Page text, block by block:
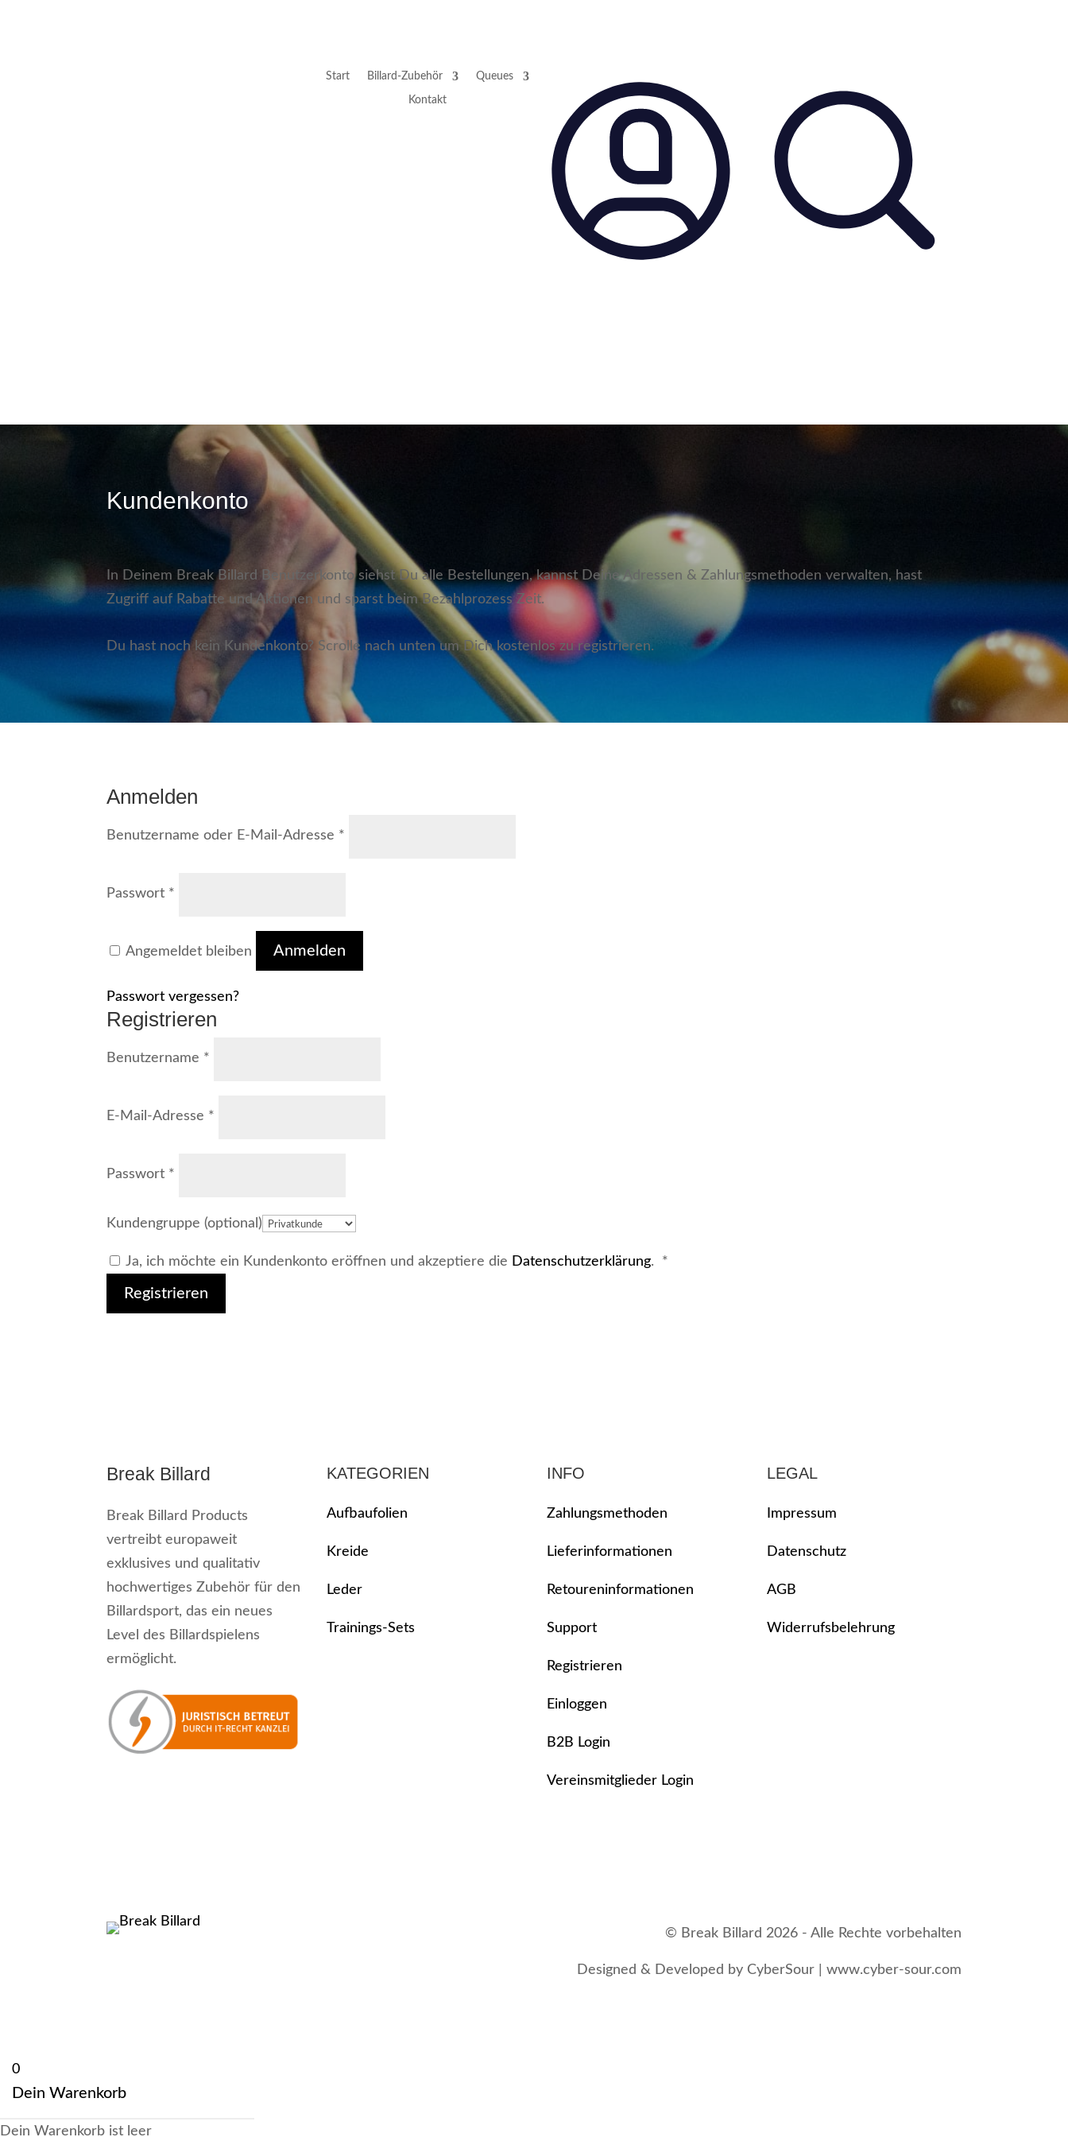
Start Billard-Zubehör Queues
Kontakt
Kundenkonto
In Deinem Break Billard Benutzerkonto siehst Du alle Bestellungen, kannst Deine Adressen & Zahlungsmethoden verwalten, hast
Zugriff auf Rabatte und Aktionen und sparst beim Bezahlprozess Zeit.
Du hast noch kein Kundenkonto? Scrolle nach unten um Dich kostenlos zu registrieren.
Anmelden
Benutzername oder E-Mail-Adresse *
Passwort *
Angemeldet bleiben Anmelden
Passwort vergessen?
Registrieren
Benutzername *
E-Mail-Adresse *
Passwort *
Kundengruppe(optional)
Ja, ich möchte ein Kundenkonto eröffnen und akzeptiere die Datenschutzerklärung. *
Registrieren
Break Billard
Break Billard Products
vertreibt europaweit
exklusives und qualitativ
hochwertiges Zubehör für den
Billardsport, das ein neues
Level des Billardspielens
ermöglicht.
KATEGORIEN
Aufbaufolien
Kreide
Leder
Trainings-Sets
INFO
Zahlungsmethoden
Lieferinformationen
Retoureninformationen
Support
Registrieren
Einloggen
B2B Login
Vereinsmitglieder Login
LEGAL
Impressum
Datenschutz
AGB
Widerrufsbelehrung
© Break Billard 2026 - Alle Rechte vorbehalten
Designed & Developed by CyberSour | www.cyber-sour.com
0
Dein Warenkorb
Dein Warenkorb ist leer